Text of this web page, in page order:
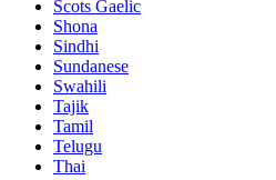
Scots Gaelic
Shona
Sindhi
Sundanese
Swahili
Tajik
Tamil
Telugu
Thai